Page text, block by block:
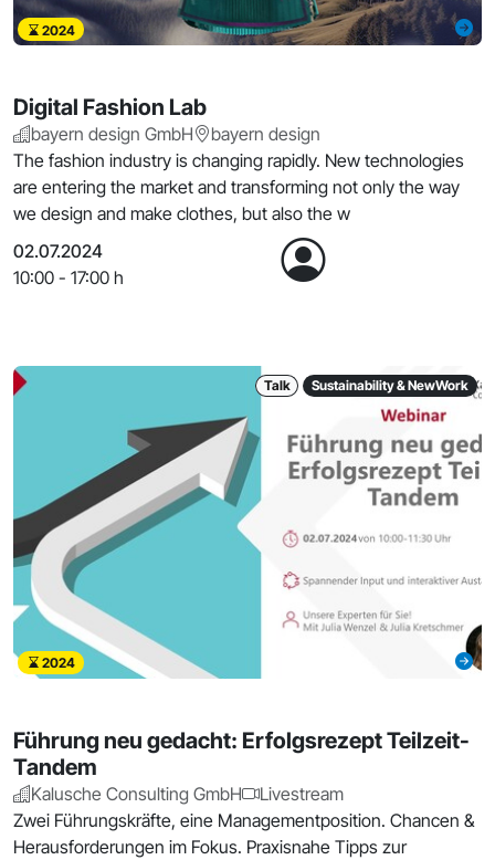
2024
Digital Fashion Lab
bayern design GmbH
bayern design
The fashion industry is changing rapidly. New technologies
are entering the market and transforming not only the way
we design and make clothes, but also the w
02.07.2024
10:00 - 17:00 h
Talk Sustainability & NewWork
2024
Führung neu gedacht: Erfolgsrezept Teilzeit-
Tandem
Kalusche Consulting GmbH
Livestream
Zwei Führungskräfte, eine Managementposition. Chancen &
Herausforderungen im Fokus. Praxisnahe Tipps zur